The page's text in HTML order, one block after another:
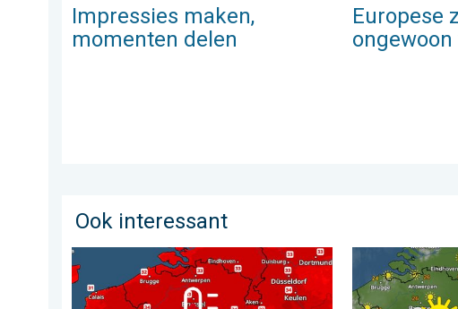
Impressies maken,
momenten delen
Europese
Ook interessant
Woensdag bijna overal tropisch warm. Tot maximaal 35
Fraai